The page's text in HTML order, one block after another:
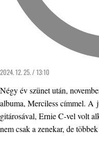
2024. 12. 25. / 13:10
Négy év szünet után,
albuma, Merciless címmel. A
gitárosával, Ernie C-vel volt
nem csak a zenekar, de